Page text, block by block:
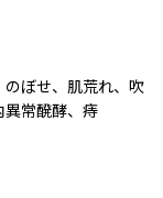
ぼせ、肌荒れ、吹
常醗酵、痔